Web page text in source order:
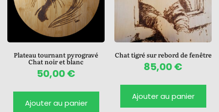
Plateau tournant pyrogravé
Chat noir et blanc
50,00€
Ajouter au panier
Chat tigré sur rebord de fenêtre
85,00€
Ajouter au panier